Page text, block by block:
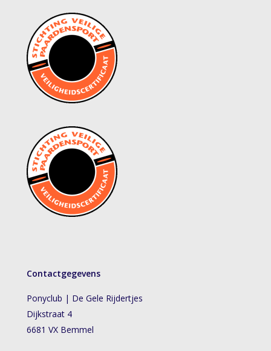
Contactgegevens
Ponyclub | De Gele Rijdertjes
Dijkstraat 4
6681 VX Bemmel